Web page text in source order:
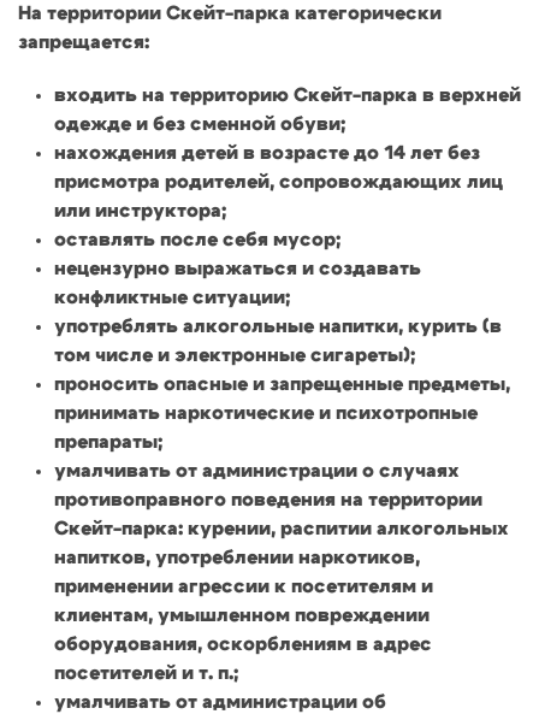
На территории Скейт-парка категорически
запрещается:
входить на территорию Скейт-парка в верхней
одежде и без сменной обуви;
нахождения детей в возрасте до 14 лет без
присмотра родителей, сопровождающих лиц
или инструктора;
оставлять после себя мусор;
нецензурно выражаться и создавать
конфликтные ситуации;
употреблять алкогольные напитки, курить (в
том числе и электронные сигареты);
проносить опасные и запрещенные предметы,
принимать наркотические и психотропные
препараты;
умалчивать от администрации о случаях
противоправного поведения на территории
Скейт-парка: курении, распитии алкогольных
напитков, употреблении наркотиков,
применении агрессии к посетителям и
клиентам, умышленном повреждении
оборудования, оскорблениям в адрес
посетителей и т. п.;
умалчивать от администрации об